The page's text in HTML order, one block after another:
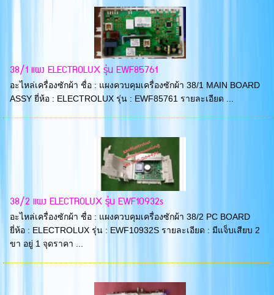
38/1 แผง ELECTROLUX รุ่น EWF85761
อะไหล่เครื่องซักผ้า ชื่อ : แผงควบคุมเครื่องซักผ้า 38/1 MAIN BOARD
ASSY ยี่ห้อ : ELECTROLUX รุ่น : EWF85761 รายละเอียด ...
38/2 แผง ELECTROLUX รุ่น EWF10932s
อะไหล่เครื่องซักผ้า ชื่อ : แผงควบคุมเครื่องซักผ้า 38/2 PC BOARD
ยี่ห้อ : ELECTROLUX รุ่น : EWF10932S รายละเอียด : มีแจ็บเสียบ 2
ขา อยู่ 1 จุดราคา ...